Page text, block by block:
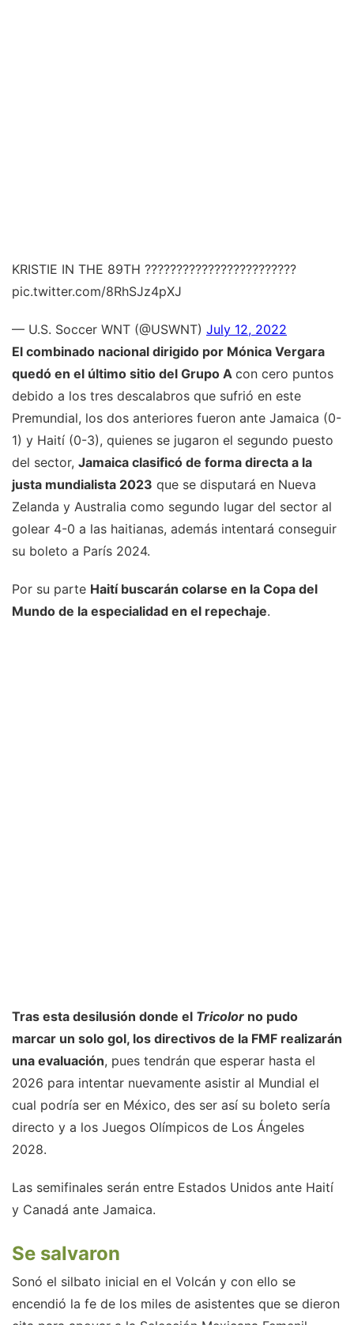
KRISTIE IN THE 89TH ????????????????????????
pic.twitter.com/8RhSJz4pXJ
— U.S. Soccer WNT (@USWNT) July 12, 2022
El combinado nacional dirigido por Mónica Vergara
quedó en el último sitio del Grupo A con cero puntos
debido a los tres descalabros que sufrió en este
Premundial, los dos anteriores fueron ante Jamaica (0-
1) y Haití (0-3), quienes se jugaron el segundo puesto
del sector, Jamaica clasificó de forma directa a la
justa mundialista 2023 que se disputará en Nueva
Zelanda y Australia como segundo lugar del sector al
golear 4-0 a las haitianas, además intentará conseguir
su boleto a París 2024.
Por su parte Haití buscarán colarse en la Copa del
Mundo de la especialidad en el repechaje.
Tras esta desilusión donde el Tricolor no pudo
marcar un solo gol, los directivos de la FMF realizarán
una evaluación, pues tendrán que esperar hasta el
2026 para intentar nuevamente asistir al Mundial el
cual podría ser en México, des ser así su boleto sería
directo y a los Juegos Olímpicos de Los Ángeles
2028.
Las semifinales serán entre Estados Unidos ante Haití
y Canadá ante Jamaica.
Se salvaron
Sonó el silbato inicial en el Volcán y con ello se
encendió la fe de los miles de asistentes que se dieron